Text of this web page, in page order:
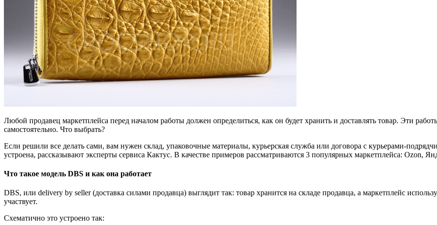
Любой продавец маркетплейса перед началом работы должен определиться, как он будет хранить и доставлять товар. Эти
самостоятельно. Что выбрать?
Если решили все делать сами, вам нужен склад, упаковочные материалы, курьерская служба или договора с курьерами-
устроена, рассказывают эксперты сервиса Кактус. В качестве примеров рассматриваются 3 популярных маркетплейса: Ozon,
Что такое модель DBS и как она работает
DBS, или delivery by seller (доставка силами продавца) выглядит так: товар хранится на складе продавца, а маркетплейс
участвует.
Схематично это устроено так: